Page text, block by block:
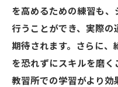
を高めるための練習も
行うことができ、実際
期待されます。さらに、
を恐れずにスキルを磨く
教習所での学習がより効